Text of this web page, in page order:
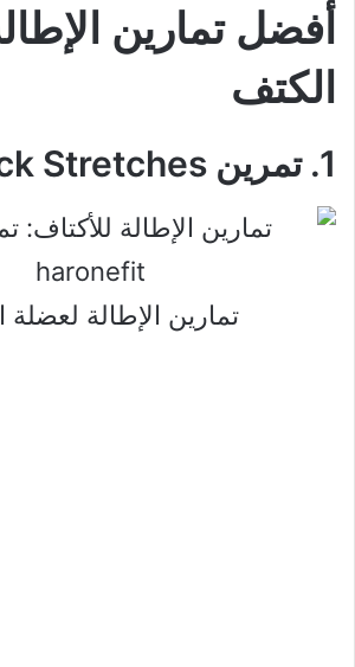
أفضل تمارين
الكتف
1. تمرين Neck Stretches
تمارين الإطالة لعضلة